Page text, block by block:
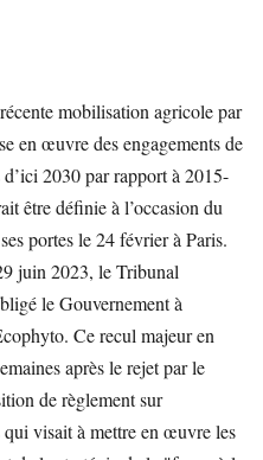
mobilisation agricole par
en œuvre des engagements de
2030 par rapport à 2015-
être définie à l’occasion du
portes le 24 février à Paris.
juin 2023, le Tribunal
le Gouvernement à
Ce recul majeur en
après le rejet par le
de règlement sur
visait à mettre en œuvre les